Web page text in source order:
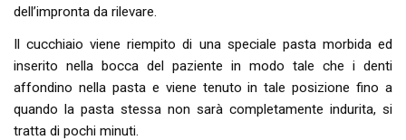
dell’impronta da rilevare.
Il cucchiaio viene riempito di una speciale pasta morbida ed
inserito nella bocca del paziente in modo tale che i denti
affondino nella pasta e viene tenuto in tale posizione fino a
quando la pasta stessa non sarà completamente indurita, si
tratta di pochi minuti.